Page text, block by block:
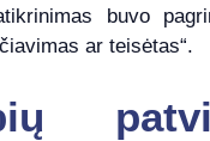
buvo
ar teisėtas“.